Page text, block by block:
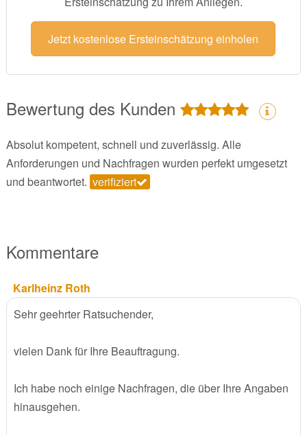
Jetzt kostenlose Ersteinschätzung einholen
Bewertung des Kunden
Absolut kompetent, schnell und zuverlässig. Alle
Anforderungen und Nachfragen wurden perfekt umgesetzt
und beantwortet. verifiziert
Kommentare
Karlheinz Roth
Sehr geehrter Ratsuchender,
vielen Dank für Ihre Beauftragung.
Ich habe noch einige Nachfragen, die über Ihre Angaben
hinausgehen.